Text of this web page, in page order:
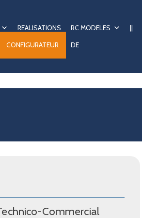
REALISATIONS RC MODELES ||
CONFIGURATEUR
DE
Commercial